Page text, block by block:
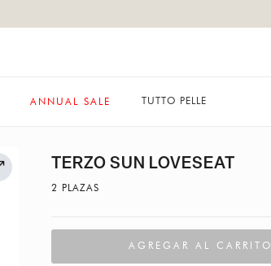
ANNUAL SALE TUTTO PELLE
TERZO SUN LOVESEAT
2 PLAZAS
AGREGAR AL CARRITO